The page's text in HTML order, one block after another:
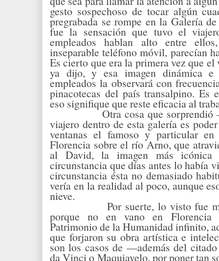
gesto sospechoso de tocar algún
pregrabada se rompe en la Galería
fue la sensación que tuvo el
empleados hablan alto entre
inseparable teléfono móvil, parecían
Es cierto que era la primera vez que
ya dijo, y esa imagen dinámica
empleados la observará con
pinacotecas del país transalpino. Es
eso signifique que reste eficacia al
Otra cosa que
viajero dentro de esta galería es
ventanas el famoso y particular
Florencia sobre el río Arno, que
al David, la imagen más
circunstancia que días antes lo había
circunstancia ésta no demasiado
vería en la realidad al poco, aunque
nieve.
Por suerte, lo visto fue
porque no en vano en
Patrimonio de la Humanidad infinito,
que forjaron su obra artística e
son los casos de —además del
da Vinci o Maquiavelo, por poner tan